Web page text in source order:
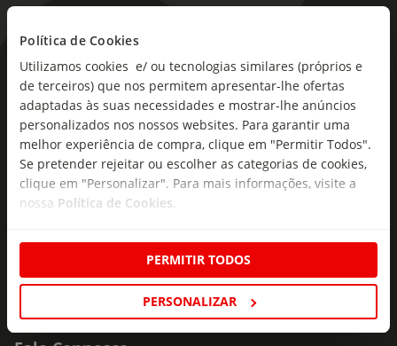
Política de Cookies
Utilizamos cookies e/ ou tecnologias similares (próprios e
de terceiros) que nos permitem apresentar-lhe ofertas
adaptadas às suas necessidades e mostrar-lhe anúncios
personalizados nos nossos websites. Para garantir uma
melhor experiência de compra, clique em "Permitir Todos".
Se pretender rejeitar ou escolher as categorias de cookies,
clique em "Personalizar". Para mais informações, visite a
nossa Política de Cookies.
PERMITIR TODOS
PERSONALIZAR
As novidades mais frescas no
seu e-mail!
Subscreva e descubra campanhas exclusivas,
ofertas e novidades para si.
Insira o seu e-
mail